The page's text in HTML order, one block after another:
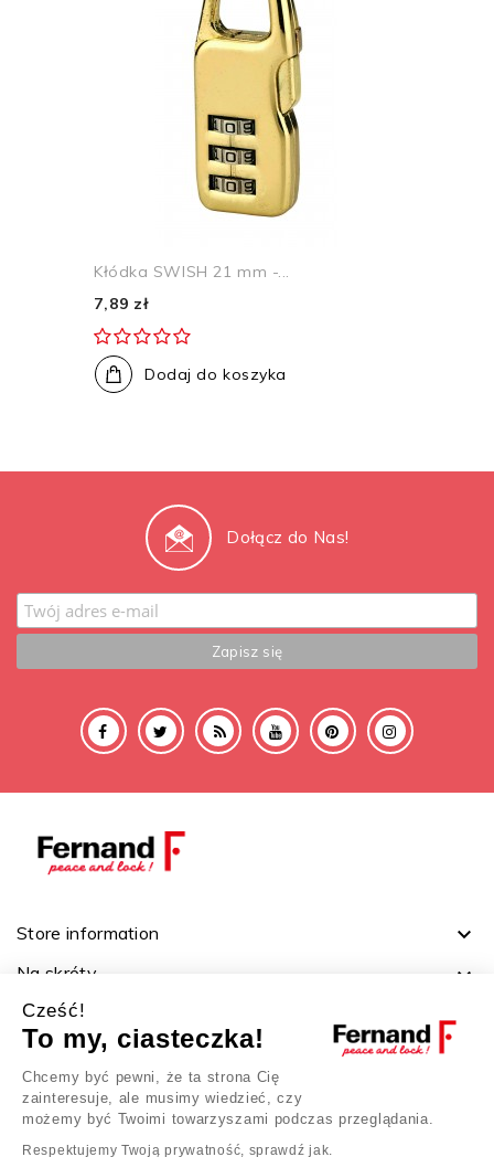
Kłódka SWISH 21 mm -...
7,89 zł
Dodaj do koszyka
Dołącz do Nas!
Store information 
Na skróty 
Ważne linki 
Twoje konto
Cześć!
To my, ciasteczka!
Chcemy być pewni, że ta strona Cię
zainteresuje, ale musimy wiedzieć, czy
możemy być Twoimi towarzyszami podczas przeglądania.
Respektujemy Twoją prywatność, sprawdź jak.